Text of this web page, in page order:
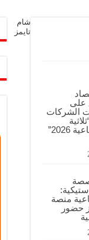
على
الشركات
مشهداني الصناعية 2026”
منصة
حضور
شام
تايمز